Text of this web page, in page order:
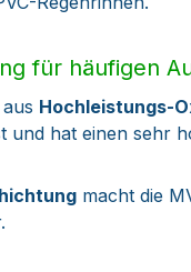
für häufigen
Hochleistungs-
und hat einen sehr
macht die